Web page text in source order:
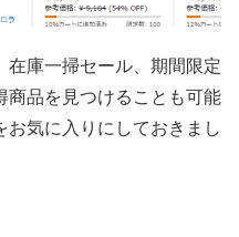
在庫一掃セール、期間限定
商品を見つけることも可能
お気に入りにしておきまし